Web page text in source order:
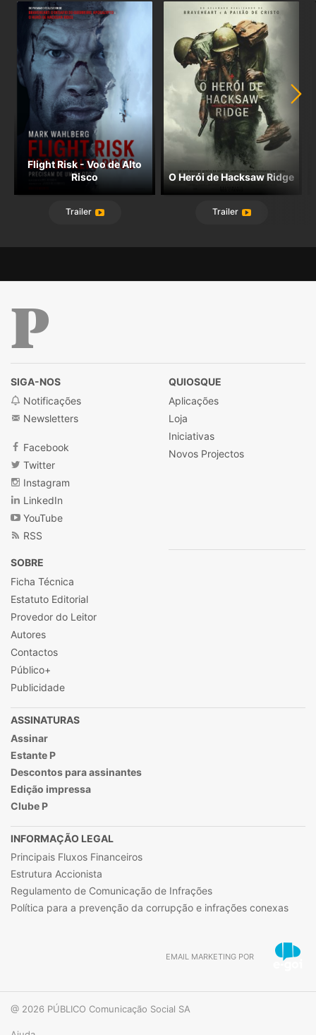
Flight Risk - Voo de Alto
Risco
Trailer
O Herói de Hacksaw Ridge
Trailer
SIGA-NOS
Notificações
Newsletters
Facebook
Twitter
Instagram
LinkedIn
YouTube
RSS
QUIOSQUE
Aplicações
Loja
Iniciativas
Novos Projectos
SOBRE
Ficha Técnica
Estatuto Editorial
Provedor do Leitor
Autores
Contactos
Público+
Publicidade
ASSINATURAS
Assinar
Estante P
Descontos para assinantes
Edição impressa
Clube P
INFORMAÇÃO LEGAL
Principais Fluxos Financeiros
Estrutura Accionista
Regulamento de Comunicação de Infrações
Política para a prevenção da corrupção e infrações conexas
EMAIL MARKETING POR
@ 2026 PÚBLICO Comunicação Social SA